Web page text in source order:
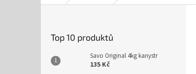
Top 10 produktů
Savo Original 4kg kanystr
135 Kč